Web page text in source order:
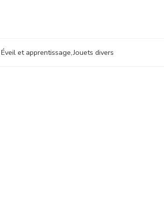
Éveil et apprentissage,Jouets divers